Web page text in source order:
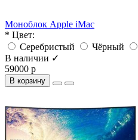
Моноблок Apple iMac
* Цвет:
Серебристый
Чёрный
В наличии ✓
59000 р
В корзину